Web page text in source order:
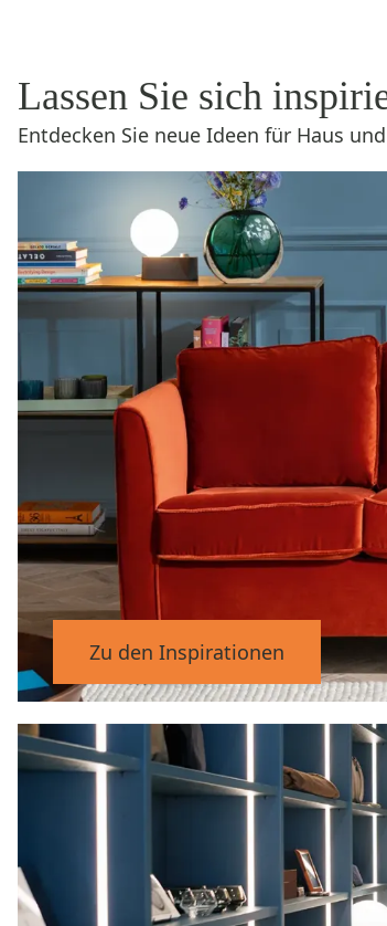
Lassen Sie sich
Entdecken Sie neue Ideen für Haus
Zu den Inspirationen